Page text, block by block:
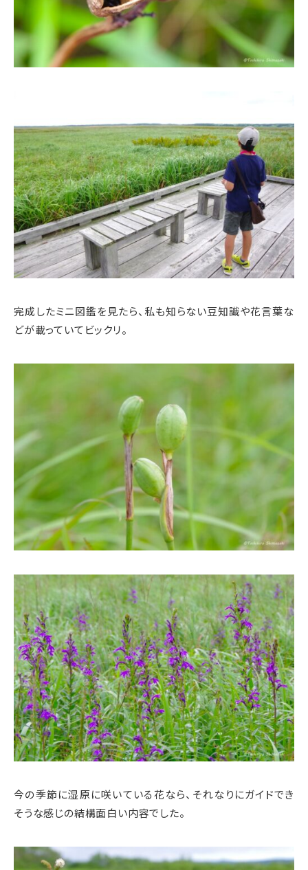
完成したミニ図鑑を見たら、私も知らない豆知識や花言葉な
どが載っていてビックリ。
今の季節に湿原に咲いている花なら、それなりにガイドでき
そうな感じの結構面白い内容でした。